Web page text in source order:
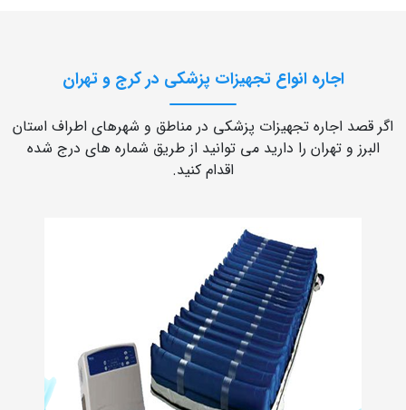
اجاره انواع تجهیزات پزشکی در کرج و تهران
اگر قصد اجاره تجهیزات پزشکی در مناطق و شهرهای اطراف استان
البرز و تهران را دارید می توانید از طریق شماره های درج شده
اقدام کنید.